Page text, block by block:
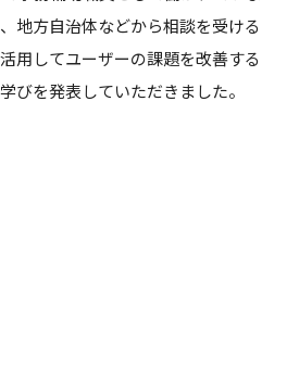
地方自治体などから相談を受ける
用してユーザーの課題を改善する
びを発表していただきました。